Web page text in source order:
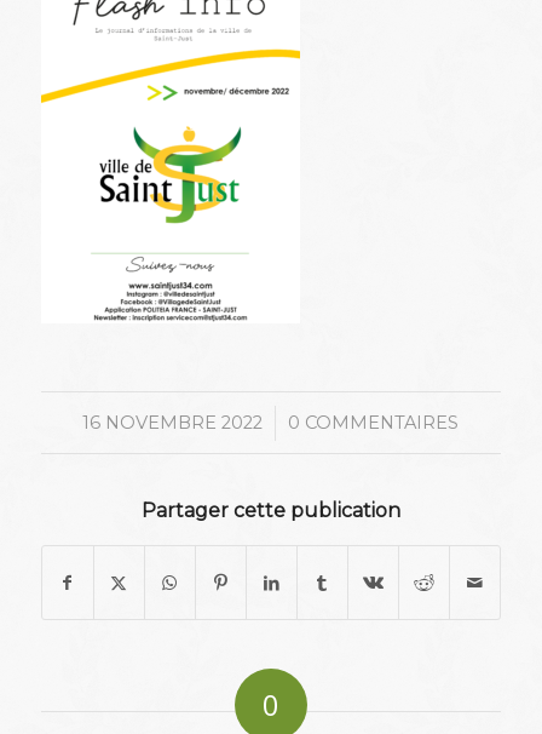
16 NOVEMBRE 2022
/ 0 COMMENTAIRES
Partager cette publication
0